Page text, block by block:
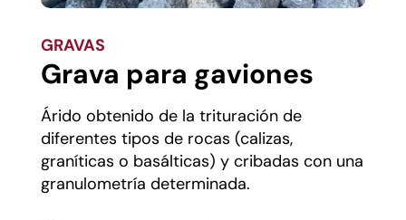
GRAVAS
Grava para gaviones
Árido obtenido de la trituración de
diferentes tipos de rocas (calizas,
graníticas o basálticas) y cribadas con una
granulometría determinada.